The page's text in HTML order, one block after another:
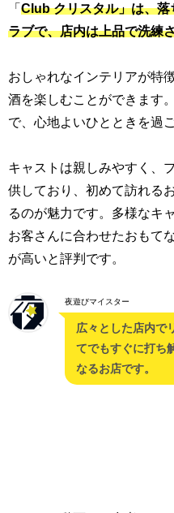
「 Club クリスタル」は、
ラブで、店内は上品で洗練
おしゃれなインテリアが特
酒を楽しむことができます
で、心地よいひとときを過
キャストは親しみやすく、
供しており、初めて訪れる
るのが魅力です。多様なキ
お客さんに合わせたおもて
が高いと評判です。
夜遊びマイスター
広々とした店内で
てでもすぐに打ち
なるお店です。